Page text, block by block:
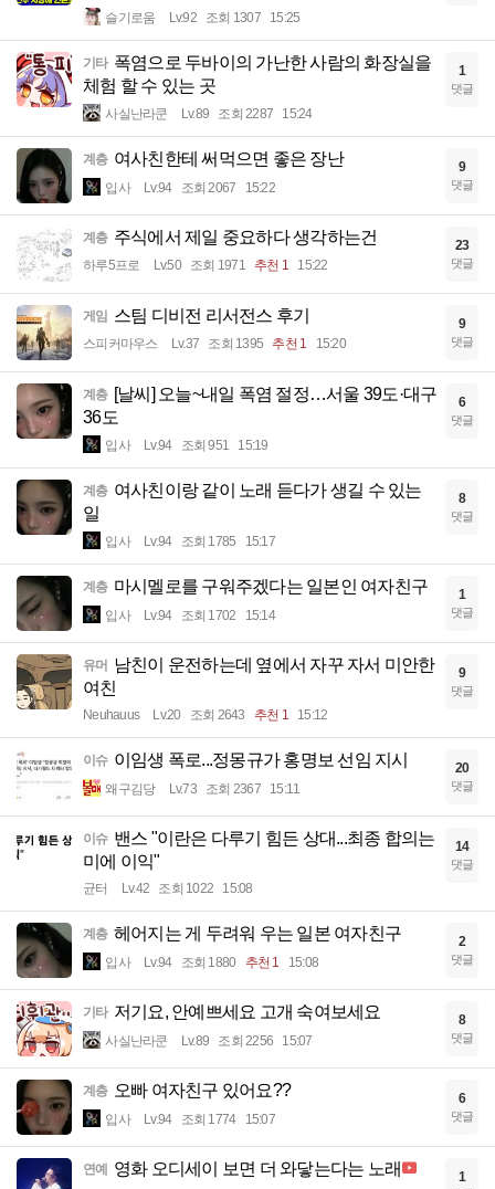
슬기로움 Lv.92 조회 1307 15:25
기타 폭염으로 두바이의 가난한 사람의 화장실을
체험 할 수 있는 곳
사실난라쿤 Lv.89 조회 2287 15:24
1
댓글
계층 여사친한테 써먹으면 좋은 장난
입사 Lv.94 조회 2067 15:22
9
댓글
계층 주식에서 제일 중요하다 생각하는건
하루5프로 Lv.50 조회 1971 추천 1 15:22
23
댓글
게임 스팀 디비전 리서전스 후기
스피커마우스 Lv.37 조회 1395 추천 1 15:20
9
댓글
계층 [날씨] 오늘~내일 폭염 절정…서울 39도·대구
36도
입사 Lv.94 조회 951 15:19
6
댓글
계층 여사친이랑 같이 노래 듣다가 생길 수 있는
일
입사 Lv.94 조회 1785 15:17
8
댓글
계층 마시멜로를 구워주겠다는 일본인 여자친구
입사 Lv.94 조회 1702 15:14
1
댓글
유머 남친이 운전하는데 옆에서 자꾸 자서 미안한
여친
Neuhauus Lv.20 조회 2643 추천 1 15:12
9
댓글
이슈 이임생 폭로...정몽규가 홍명보 선임 지시
왜구김당 Lv.73 조회 2367 15:11
20
댓글
이슈 밴스 "이란은 다루기 힘든 상대...최종 합의는
미에 이익"
균터 Lv.42 조회 1022 15:08
14
댓글
계층 헤어지는 게 두려워 우는 일본 여자친구
입사 Lv.94 조회 1880 추천 1 15:08
2
댓글
기타 저기요, 안예쁘세요 고개 숙여보세요
사실난라쿤 Lv.89 조회 2256 15:07
8
댓글
계층 오빠 여자친구 있어요??
입사 Lv.94 조회 1774 15:07
6
댓글
연예 영화 오디세이 보면 더 와닿는다는 노래 1